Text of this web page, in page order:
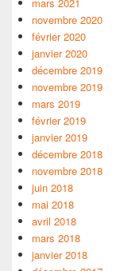
novembre 2020
février 2020
janvier 2020
décembre 2019
novembre 2019
mars 2019
février 2019
janvier 2019
décembre 2018
novembre 2018
juin 2018
mai 2018
avril 2018
mars 2018
janvier 2018